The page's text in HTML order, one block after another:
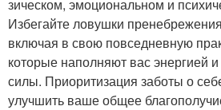
зическом, эмоциональном и
Избегайте ловушки
включая в свою повседневную
которые наполняют вас энергией
силы. Приоритизация заботы о
улучшить ваше общее